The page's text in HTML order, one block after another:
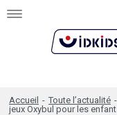
Toggle
Accueil - Toute l’actualité -
jeux Oxybul pour les